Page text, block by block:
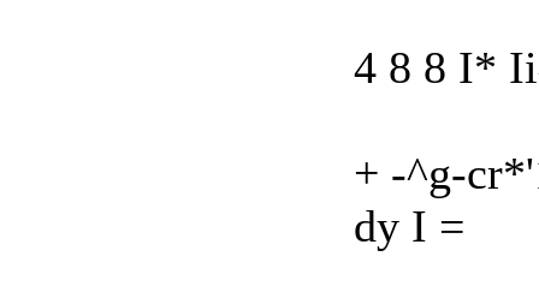
4 8 8 I*
+ -^g-
dy I =